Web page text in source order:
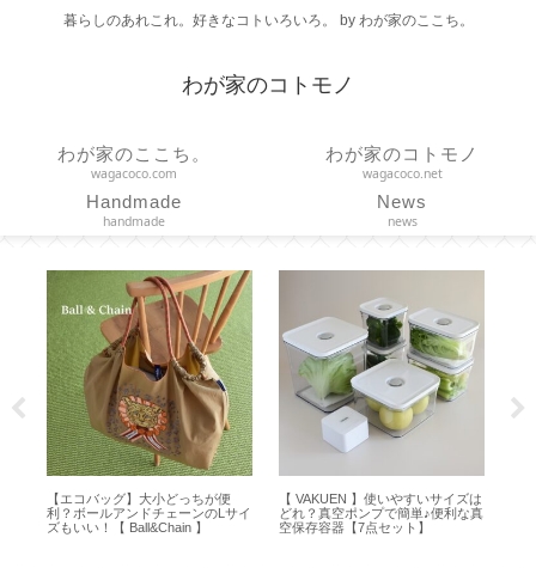
暮らしのあれこれ。好きなコトいろいろ。 by わが家のここち。
わが家のコトモノ
わが家のここち。
wagacoco.com
わが家のコトモノ
wagacoco.net
Handmade
handmade
News
news
【エコバッグ】大小どっちが便
利？ボールアンドチェーンのLサイ
ズもいい！【 Ball&Chain 】
【 VAKUEN 】使いやすいサイズは
どれ？真空ポンプで簡単♪便利な真
空保存容器【7点セット】